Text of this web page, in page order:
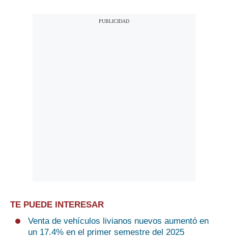
TE PUEDE INTERESAR
Venta de vehículos livianos nuevos aumentó en
un 17.4% en el primer semestre del 2025